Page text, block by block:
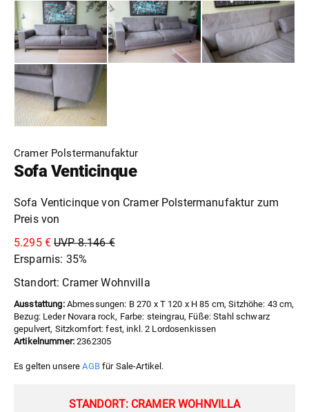
Cramer Polstermanufaktur
Sofa Venticinque
Sofa Venticinque von Cramer Polstermanufaktur zum
Preis von
5.295 € UVP 8.146 €
Ersparnis: 35%
Standort: Cramer Wohnvilla
Ausstattung:Abmessungen: B 270 x T 120 x H 85 cm, Sitzhöhe: 43 cm,
Bezug: Leder Novara rock, Farbe: steingrau, Füße: Stahl schwarz
gepulvert, Sitzkomfort: fest, inkl. 2 Lordosenkissen
Artikelnummer: 2362305
Es gelten unsereAGBfür Sale-Artikel.
STANDORT: CRAMER WOHNVILLA